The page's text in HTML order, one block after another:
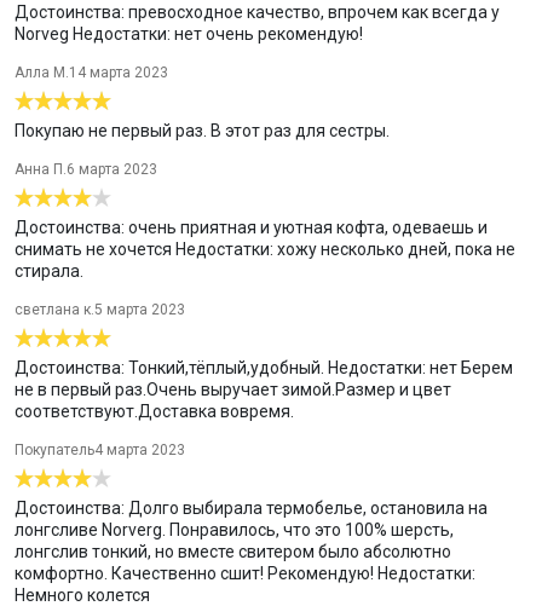
Достоинства: превосходное качество, впрочем как всегда у
Norveg Недостатки: нет очень рекомендую!
Алла М. 14 марта 2023
Покупаю не первый раз. В этот раз для сестры.
Анна П. 6 марта 2023
Достоинства: очень приятная и уютная кофта, одеваешь и
снимать не хочется Недостатки: хожу несколько дней, пока не
стирала.
светлана к. 5 марта 2023
Достоинства: Тонкий,тёплый,удобный. Недостатки: нет Берем
не в первый раз.Очень выручает зимой.Размер и цвет
соответствуют.Доставка вовремя.
Покупатель4 марта 2023
Достоинства: Долго выбирала термобелье, остановила на
лонгсливе Norverg. Понравилось, что это 100% шерсть,
лонгслив тонкий, но вместе свитером было абсолютно
комфортно. Качественно сшит! Рекомендую! Недостатки:
Немного колется